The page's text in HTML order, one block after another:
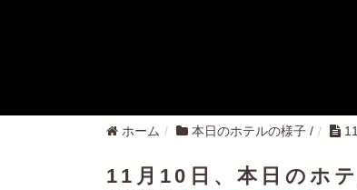
ホーム 本日のホテルの様子 /
11月10日、本日のホ